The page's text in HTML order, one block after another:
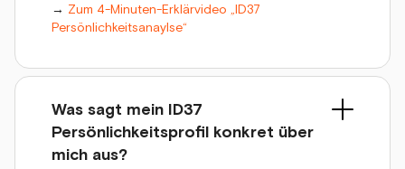
→ Zum 4-Minuten-Erklärvideo „ID37
Persönlichkeitsanaylse“
Was sagt mein ID37
Persönlichkeitsprofil konkret über
mich aus?